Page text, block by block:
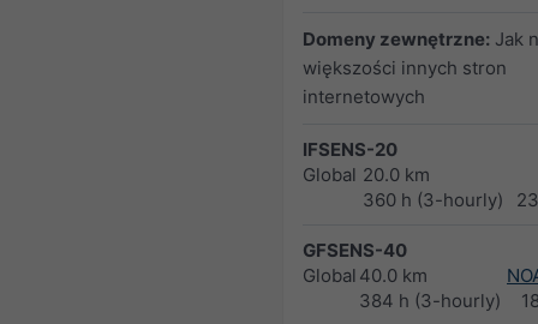
Domeny zewnętrzne: Jak
większości innych stron
internetowych
IFSENS-20
Global 20.0 km
360 h (3-hourly)
GFSENS-40
Global 40.0 km
384 h (3-hourly)